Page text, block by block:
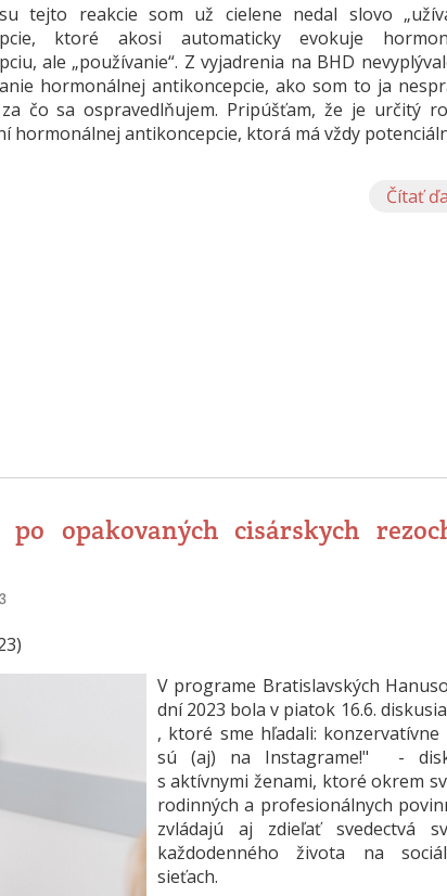
tejto reakcie som už cielene nedal slovo
ktoré akosi automaticky evokuje
ale „používanie“. Z vyjadrenia na BHD
hormonálnej antikoncepcie, ako som to ja
čo sa ospravedlňujem. Pripúšťam, že je určitý
hormonálnej antikoncepcie, ktorá má vždy
Čítať
po opakovaných cisárskych
V programe Bratislavských
dní 2023 bola v piatok 16.6.
, ktoré sme hľadali: konzervatívne
sú (aj) na Instagrame!" -
s aktívnymi ženami, ktoré okrem
rodinných a profesionálnych
zvládajú aj zdieľať svedectvá
každodenného života na
sieťach.